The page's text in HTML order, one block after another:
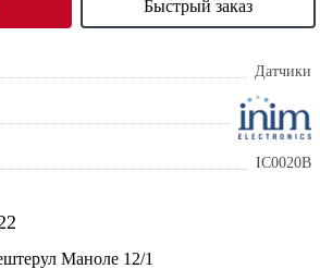
Быстрый заказ
Датчики
IC0020B
Маноле 12/1